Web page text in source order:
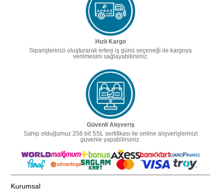
Hızlı Kargo
Siparişlerinizi oluşturarak ertesi iş günü seçeneği ile kargoya
verilmesini sağlayabilirsiniz.
Güvenli Alışveriş
Sahip olduğumuz 256 bit SSL sertifikası ile online alışverişlerinizi
güvenle yapabilirsiniz.
Kurumsal